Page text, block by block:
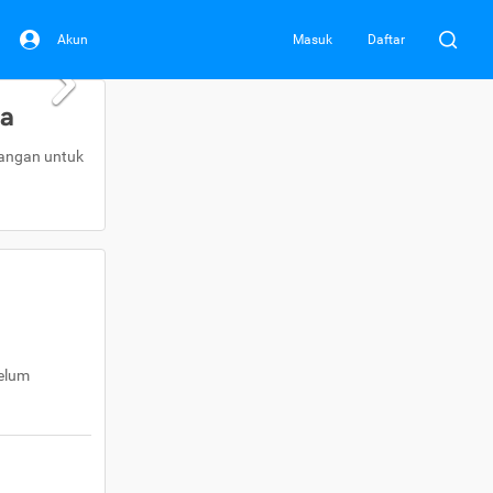
Akun Masuk Daftar
untuk